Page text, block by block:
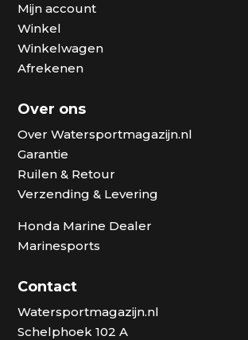
Mijn account
Winkel
Winkelwagen
Afrekenen
Over ons
Over Watersportmagazijn.nl
Garantie
Ruilen & Retour
Verzending & Levering
Honda Marine Dealer
Marinesports
Contact
Watersportmagazijn.nl
Schelphoek 102 A